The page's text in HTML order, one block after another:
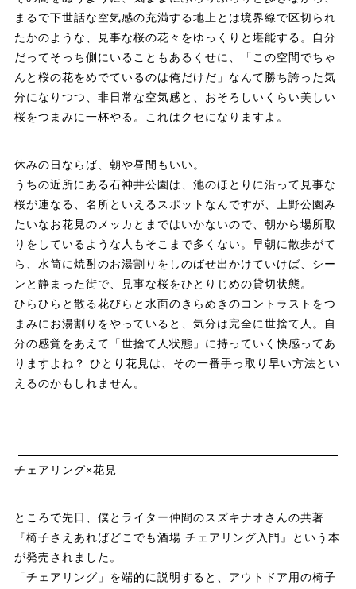
まるで下世話な空気感の充満する地上とは境界線で区切られ
たかのような、見事な桜の花々をゆっくりと堪能する。自分
だってそっち側にいることもあるくせに、「この空間でちゃ
んと桜の花をめでているのは俺だけだ」なんて勝ち誇った気
分になりつつ、非日常な空気感と、おそろしいくらい美しい
桜をつまみに一杯やる。これはクセになりますよ。
休みの日ならば、朝や昼間もいい。
うちの近所にある石神井公園は、池のほとりに沿って見事な
桜が連なる、名所といえるスポットなんですが、上野公園み
たいなお花見のメッカとまではいかないので、朝から場所取
りをしているような人もそこまで多くない。早朝に散歩がて
ら、水筒に焼酎のお湯割りをしのばせ出かけていけば、シー
ンと静まった街で、見事な桜をひとりじめの貸切状態。
ひらひらと散る花びらと水面のきらめきのコントラストをつ
まみにお湯割りをやっていると、気分は完全に世捨て人。自
分の感覚をあえて「世捨て人状態」に持っていく快感ってあ
りますよね？ ひとり花見は、その一番手っ取り早い方法とい
えるのかもしれません。
チェアリング×花見
ところで先日、僕とライター仲間のスズキナオさんの共著
『椅子さえあればどこでも酒場 チェアリング入門』という本
が発売されました。
「チェアリング」を端的に説明すると、アウトドア用の椅子